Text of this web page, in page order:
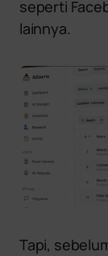
seperti
lainnya.
Tapi,